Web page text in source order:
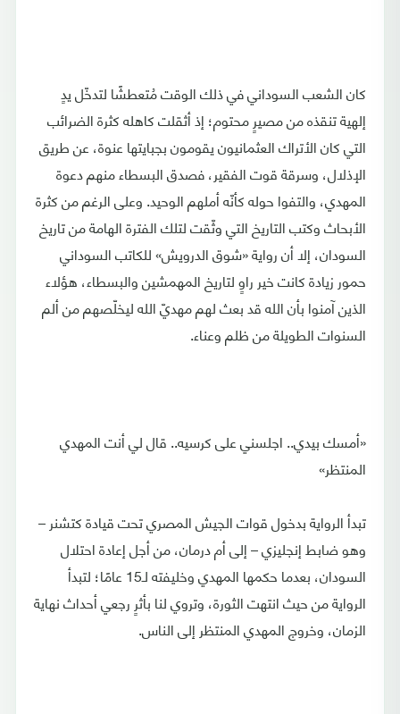
كان الشعب السوداني في ذلك الوقت مُتعطشًا لتدخّل يدٍ
إلهية تنقذه من مصيرٍ محتوم؛ إذ أثقلت كاهله كثرة الضرائب
التي كان الأتراك العثمانيون يقومون بجبايتها عنوة، عن طريق
الإذلال، وسرقة قوت الفقير، فصدق البسطاء منهم دعوة
المهدي، والتفوا حوله كأنّه أملهم الوحيد. وعلى الرغم من كثرة
الأبحاث وكتب التاريخ التي وثّقت لتلك الفترة الهامة من تاريخ
السودان، إلا أن رواية «شوق الدرويش» للكاتب السوداني
حمور زيادة كانت خير راوٍ لتاريخ المهمشين والبسطاء، هؤلاء
الذين آمنوا بأن الله قد بعث لهم مهديّ الله ليخلّصهم من ألم
السنوات الطويلة من ظلم وعناء.
«أمسك بيدي.. اجلسني على كرسيه.. قال لي أنت المهدي
المنتظر»
تبدأ الرواية بدخول قوات الجيش المصري تحت قيادة كتشنر –
وهو ضابط إنجليزي – إلى أم درمان، من أجل إعادة احتلال
السودان، بعدما حكمها المهدي وخليفته لـ15 عامًا؛ لتبدأ
الرواية من حيث انتهت الثورة، وتروي لنا بأثرٍ رجعي أحداث نهاية
الزمان، وخروج المهدي المنتظر إلى الناس.